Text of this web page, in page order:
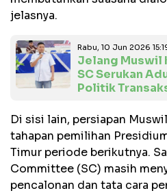
jelasnya.
Rabu, 10 Jun 2026
Jelang Muswil
SC Serukan
Politik
Di sisi lain, persiapan
tahapan pemilihan
Timur periode berikutnya.
Committee (SC) masih
pencalonan dan tata cara